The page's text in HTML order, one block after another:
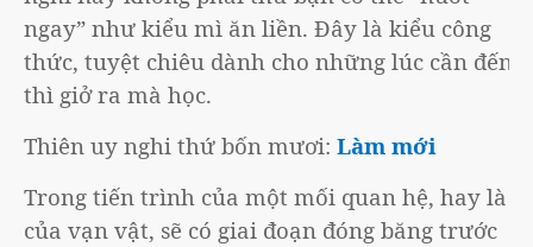
ngay” như kiểu mì ăn liền. Đây là kiểu công
thức, tuyệt chiêu dành cho những lúc cần đến,
thì giở ra mà học.
Thiên uy nghi thứ bốn mươi: Làm mới
Trong tiến trình của một mối quan hệ, hay là
của vạn vật, sẽ có giai đoạn đóng băng trước